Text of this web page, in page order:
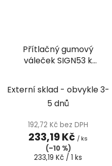
Přítlačný gumový
váleček SIGN53 k
Externí sklad - obvykle 3-
5 dnů
192,72 Kč bez DPH
233,19 Kč / ks
(–10 %)
Měrná
233,19 Kč / 1 ks